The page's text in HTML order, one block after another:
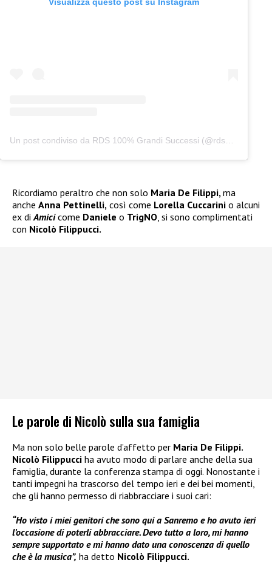
Un post condiviso da RDS 100% Grandi Successi (@rds_official)
Ricordiamo peraltro che non solo Maria De Filippi,ma
anche Anna Pettinelli, così come Lorella Cuccarini o alcuni
ex diAmicicome Daniele o TrigNO, si sono complimentati
con Nicolò Filippucci.
Le parole di Nicolò sulla sua famiglia
Ma non solo belle parole d’affetto per Maria De Filippi.
Nicolò Filippucci ha avuto modo di parlare anche della sua
famiglia, durante la conferenza stampa di oggi. Nonostante i
tanti impegni ha trascorso del tempo ieri e dei bei momenti,
che gli hanno permesso di riabbracciare i suoi cari:
“Ho visto i miei genitori che sono qui a Sanremo e ho avuto ieri
l’occasione di poterli abbracciare. Devo tutto a loro, mi hanno
sempre supportato e mi hanno dato una conoscenza di quello
che è la musica”, ha detto Nicolò Filippucci.